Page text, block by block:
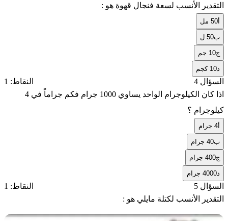
التقدير الأنسب لسعة فنجال قهوة هو :
50 مل
ب50 ل
ج10 جم
10 كجم
السؤال 4
النقاط: 1
اذا كان الكيلوجرام الواحد يساوي 1000 جرام فكم جراماً في 4
كيلوجرام ؟
4 جرام
ب40 جرام
ج400 جرام
4000 جرام
السؤال 5
النقاط: 1
التقدير الأنسب لكتلة مايلي هو :